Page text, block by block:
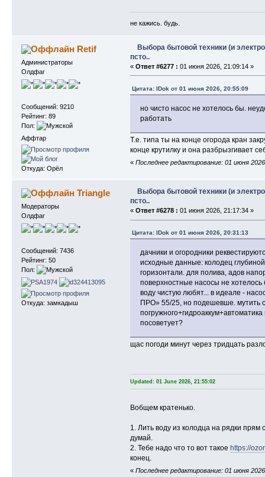
не кажись. будь.
Retif
Администраторы
Олдфаг
Сообщений: 9210
Рейтинг: 89
Пол:
Аффтар
Откуда: Орёл
Выбора бытовой техники (и
псто..
« Ответ #6277 : 01 июня 2026, 21:09:14 »
Цитата: IDok от 01 июня 2026, 20:55:09
но чисто насос не хотелось бы.
работать
Т.е. типа ты на конце огорода кран
конце крутилку и она разбрызгивает
« Последнее редактирование: 01 июня
Triangle
Модераторы
Олдфаг
Сообщений: 7436
Рейтинг: 50
Пол:
Откуда: замкадыш
Выбора бытовой техники (и
псто..
« Ответ #6278 : 01 июня 2026, 21:17:34 »
Цитата: IDok от 01 июня 2026, 20:31:13
дачники и огородники
исходные данные: колодец
горизонтали. для полива, адов
поверхностные насосы не
воду чистую любят... в идеале -
ПРО» 55/25, но подешевше. мутить
посоветует?
щас погоди минут через тридцать
Updated: 01 June 2026, 21:55:02
Вобщем кратенько.
1. Лить воду из колодца на рядки
думай.
2. Тебе надо что то вот такое https://
конец.
« Последнее редактирование: 01 июня